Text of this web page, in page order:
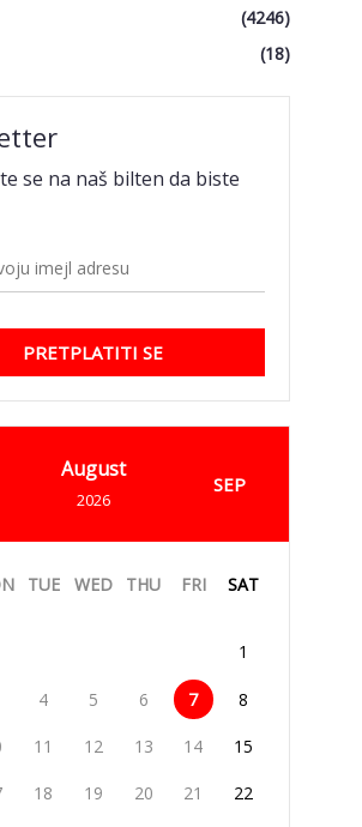
(4246)
(18)
se na naš bilten da biste
PRETPLATITI SE
August
2026
SEP
TUE WED THU FRI SAT
1
4 5 6 7 8
11 12 13 14 15
18 19 20 21 22